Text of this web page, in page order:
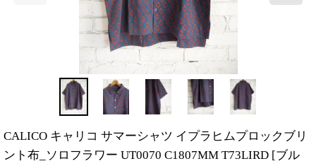
CALICO キャリコ サマーシャツ イプラヒムプロックブリ
ント布_ソロフラワー UT0070 C1807MM T73LIRD [ブル